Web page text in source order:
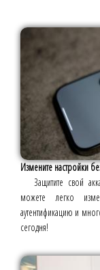
Измените настройки
Защитите свой
можете легко
аутентификацию и
сегодня!